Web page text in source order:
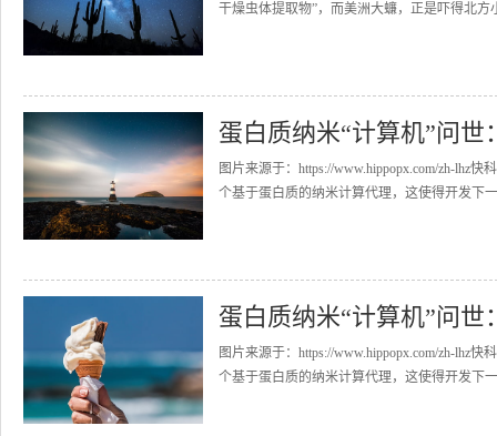
干燥虫体提取物”，而美洲大蠊，正是吓得北方
蛋白质纳米“计算机”问
图片来源于：https://www.hippopx.com/zh-lhz
个基于蛋白质的纳米计算代理，这使得开发下
蛋白质纳米“计算机”问
图片来源于：https://www.hippopx.com/zh-lhz
个基于蛋白质的纳米计算代理，这使得开发下